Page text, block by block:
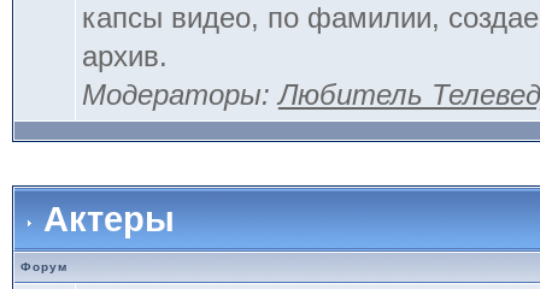
капсы видео, по фамилии,
архив.
Модераторы:Любитель
Актеры
Форум